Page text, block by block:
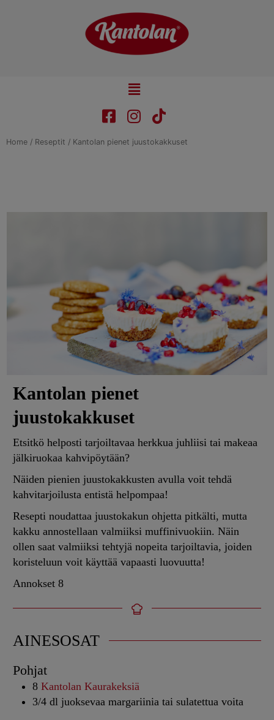
Main
Menu
Home / Reseptit / Kantolan pienet juustokakkuset
Kantolan pienet
juustokakkuset
Etsitkö helposti tarjoiltavaa herkkua juhliisi tai makeaa
jälkiruokaa kahvipöytään?
Näiden pienien juustokakkusten avulla voit tehdä
kahvitarjoilusta entistä helpompaa!
Resepti noudattaa juustokakun ohjetta pitkälti, mutta
kakku annostellaan valmiiksi muffinivuokiin. Näin
ollen saat valmiiksi tehtyjä nopeita tarjoiltavia, joiden
koristeluun voit käyttää vapaasti luovuutta!
Annokset 8
AINESOSAT
Pohjat
8 Kantolan Kaurakeksiä
3/4 dl juoksevaa margariinia tai sulatettua voita